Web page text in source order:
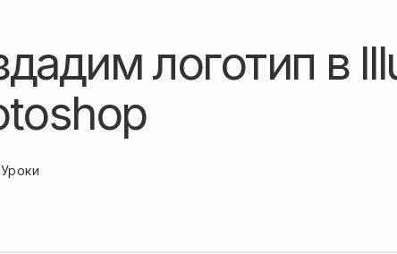
логотип в
Уроки